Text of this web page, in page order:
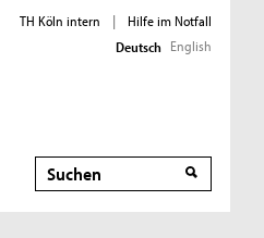
TH Köln intern |
Hilfe im Notfall
Deutsch English
Suche
Suche